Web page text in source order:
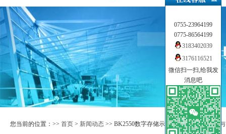
您当前的位置：>> 首页 > 新闻动态 >> BK2550数字存储示波器具备宽频段覆盖
0755-23964199
0775-86564199
3183402039
3176116521
微信扫一扫,给我发
消息吧